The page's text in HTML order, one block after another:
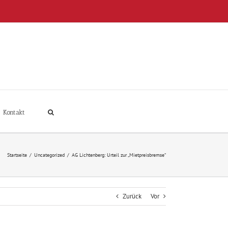
Kontakt
Startseite / Uncategorized / AG Lichtenberg: Urteil zur „Mietpreisbremse“
Zurück Vor